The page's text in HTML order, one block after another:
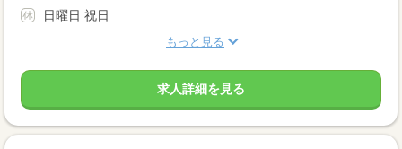
日曜日 祝日
もっと見る
求人詳細を見る